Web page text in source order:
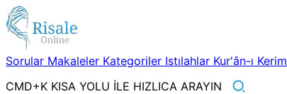
Sorular Makaleler Kategoriler Istılahlar Kur'ân-ı Kerim
CMD+K KISA YOLU İLE HIZLICA ARAYIN